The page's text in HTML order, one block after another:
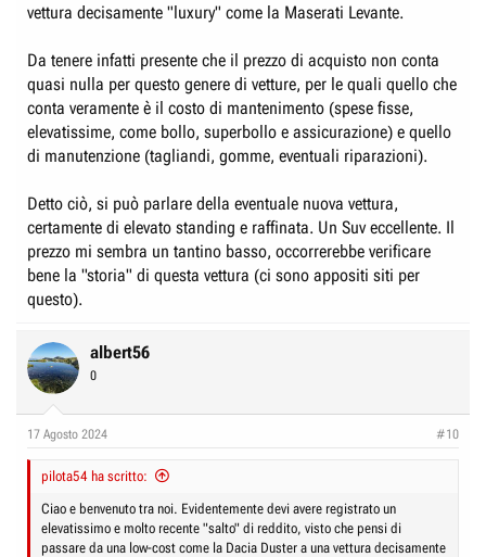
vettura decisamente "luxury" come la Maserati Levante.
Da tenere infatti presente che il prezzo di acquisto non conta
quasi nulla per questo genere di vetture, per le quali quello che
conta veramente è il costo di mantenimento (spese fisse,
elevatissime, come bollo, superbollo e assicurazione) e quello
di manutenzione (tagliandi, gomme, eventuali riparazioni).
Detto ciò, si può parlare della eventuale nuova vettura,
certamente di elevato standing e raffinata. Un Suv eccellente. Il
prezzo mi sembra un tantino basso, occorrerebbe verificare
bene la "storia" di questa vettura (ci sono appositi siti per
questo).
albert56
0
17 Agosto 2024 #10
pilota54 ha scritto:
Ciao e benvenuto tra noi. Evidentemente devi avere registrato un
elevatissimo e molto recente "salto" di reddito, visto che pensi di
passare da una low-cost come la Dacia Duster a una vettura decisamente